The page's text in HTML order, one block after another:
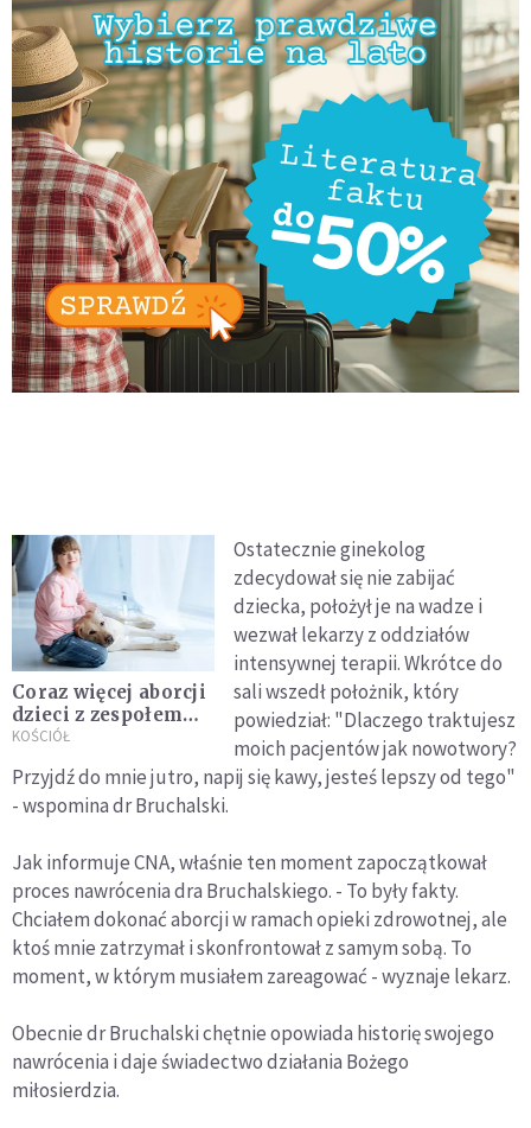
Coraz więcej aborcji
dzieci z zespołem
Downa. Bp Barron:
członkowie Kościoła
KOŚCIÓŁ
Ostatecznie ginekolog
zdecydował się nie zabijać
dziecka, położył je na wadze i
wezwał lekarzy z oddziałów
intensywnej terapii. Wkrótce do
sali wszedł położnik, który
powiedział: "Dlaczego traktujesz
moich pacjentów jak nowotwory?
Przyjdź do mnie jutro, napij się kawy, jesteś lepszy od tego"
- wspomina dr Bruchalski.
Jak informuje CNA, właśnie ten moment zapoczątkował
proces nawrócenia dra Bruchalskiego. - To były fakty.
Chciałem dokonać aborcji w ramach opieki zdrowotnej, ale
ktoś mnie zatrzymał i skonfrontował z samym sobą. To
moment, w którym musiałem zareagować - wyznaje lekarz.
Obecnie dr Bruchalski chętnie opowiada historię swojego
nawrócenia i daje świadectwo działania Bożego
miłosierdzia.